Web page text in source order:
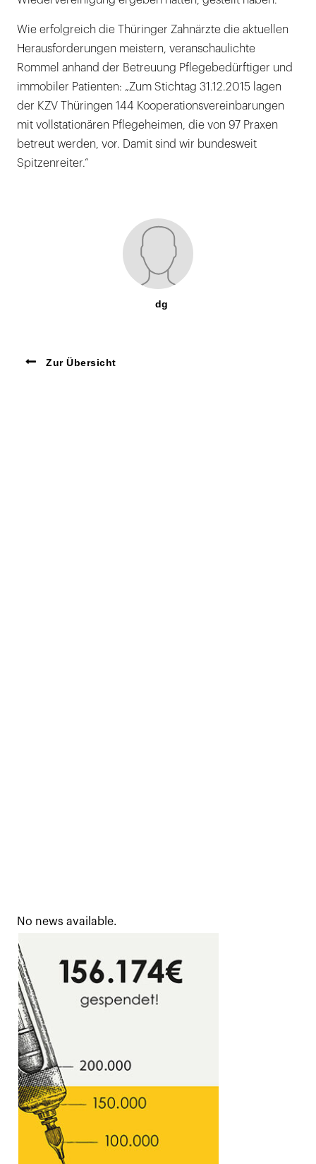
Wie erfolgreich die Thüringer Zahnärzte die aktuellen
Herausforderungen meistern, veranschaulichte
Rommel anhand der Betreuung Pflegebedürftiger und
immobiler Patienten: „Zum Stichtag 31.12.2015 lagen
der KZV Thüringen 144 Kooperationsvereinbarungen
mit vollstationären Pflegeheimen, die von 97 Praxen
betreut werden, vor. Damit sind wir bundesweit
Spitzenreiter.“
dg
Zur Übersicht
No news available.